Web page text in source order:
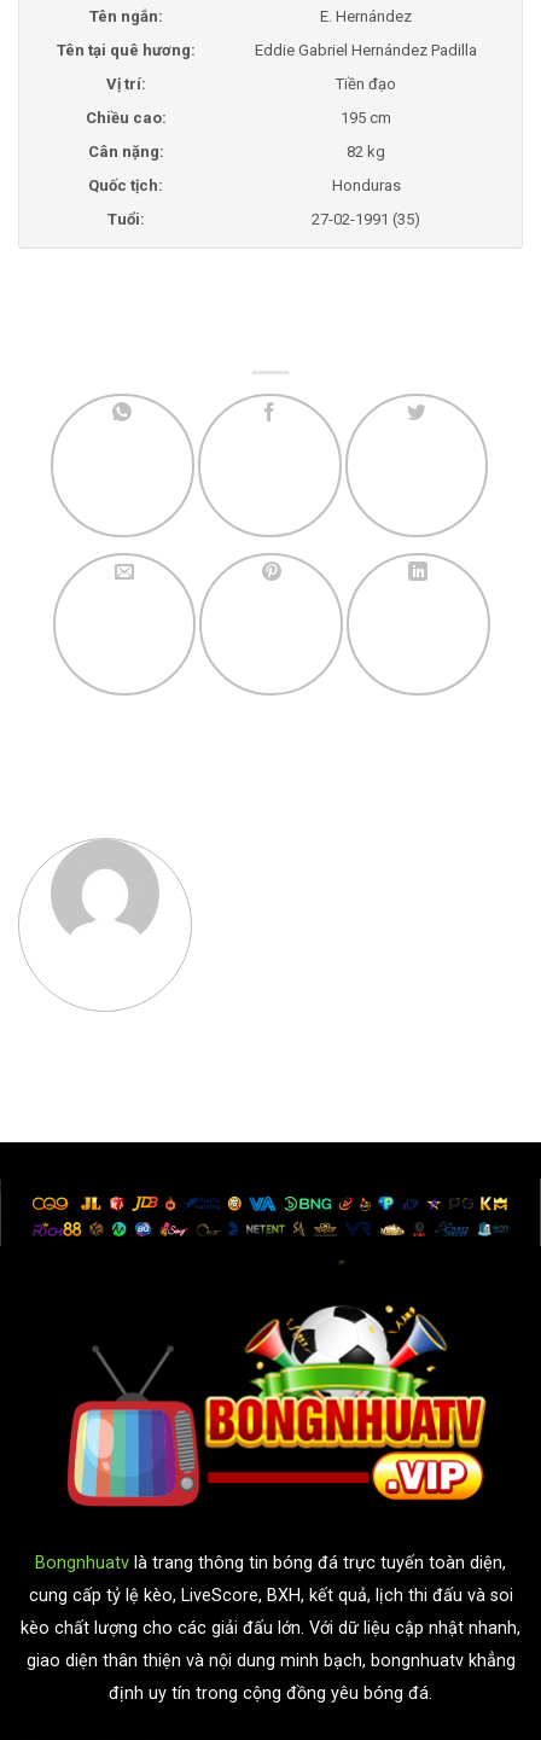
Tên ngắn:
E. Hernández
Tên tại quê hương:
Eddie Gabriel Hernández Padilla
Vị trí:
Tiền đạo
Chiều cao:
195 cm
Cân nặng:
82 kg
Quốc tịch:
Honduras
Tuổi:
27-02-1991 (35)
Bongnhuatv là trang thông tin bóng đá trực tuyến toàn diện,
cung cấp tỷ lệ kèo, LiveScore, BXH, kết quả, lịch thi đấu và soi
kèo chất lượng cho các giải đấu lớn. Với dữ liệu cập nhật nhanh,
giao diện thân thiện và nội dung minh bạch, bongnhuatv khẳng
định uy tín trong cộng đồng yêu bóng đá.